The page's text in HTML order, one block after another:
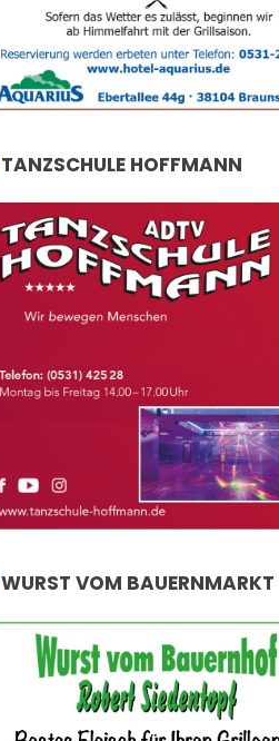
TANZSCHULE HOFFMANN
WURST VOM BAUERNMARKT